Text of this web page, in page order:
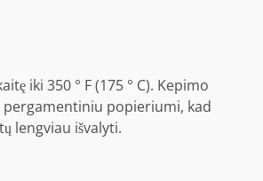
iki 350 ° F (175 ° C). Kepimo
pergamentiniu popieriumi, kad
lengviau išvalyti.